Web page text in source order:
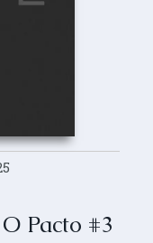
Pacto #3